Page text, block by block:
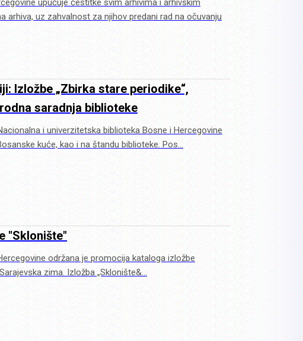
upućuje čestitke svim arhivima i arhivskim
arhiva, uz zahvalnost za njihov predani rad na očuvanju
Izložbe „Zbirka stare periodike“,
saradnja biblioteke
i univerzitetska biblioteka Bosne i Hercegovine
kuće, kao i na štandu biblioteke. Pos…
"Sklonište"
održana je promocija kataloga izložbe
zima. Izložba „Sklonište&…